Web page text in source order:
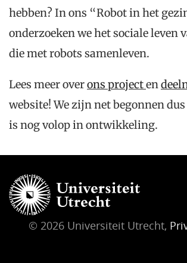
hebben? In ons “Robot in het
onderzoeken we het sociale leven
die met robots samenleven.
Lees meer overons projecten
website! We zijn net begonnen
is nog volop in ontwikkeling.
© 2026 Universiteit Utrecht,